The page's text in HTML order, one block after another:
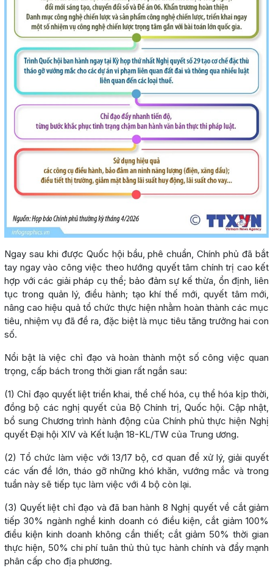
Ngay sau khi được Quốc hội bầu, phê chuẩn, Chính phủ đã bắt
tay ngay vào công việc theo hướng quyết tâm chính trị cao kết
hợp với các giải pháp cụ thể; bảo đảm sự kế thừa, ổn định, liên
tục trong quản lý, điều hành; tạo khí thế mới, quyết tâm mới,
nâng cao hiệu quả tổ chức thực hiện nhằm hoàn thành các mục
tiêu, nhiệm vụ đã đề ra, đặc biệt là mục tiêu tăng trưởng hai con
số.
Nổi bật là việc chỉ đạo và hoàn thành một số công việc quan
trọng, cấp bách trong thời gian rất ngắn sau:
(1) Chỉ đạo quyết liệt triển khai, thể chế hóa, cụ thể hóa kịp thời,
đồng bộ các nghị quyết của Bộ Chính trị, Quốc hội. Cập nhật,
bổ sung Chương trình hành động của Chính phủ thực hiện Nghị
quyết Đại hội XIV và Kết luận 18-KL/TW của Trung ương.
(2) Tổ chức làm việc với 13/17 bộ, cơ quan để xử lý, giải quyết
các vấn đề lớn, tháo gỡ những khó khăn, vướng mắc và trong
tuần này sẽ tiếp tục làm việc với 4 bộ còn lại.
(3) Quyết liệt chỉ đạo và đã ban hành 8 Nghị quyết về cắt giảm
tiếp 30% ngành nghề kinh doanh có điều kiện, cắt giảm 100%
điều kiện kinh doanh không cần thiết; cắt giảm 50% thời gian
thực hiện, 50% chi phí tuân thủ thủ tục hành chính và đẩy mạnh
phân cấp cho địa phương.